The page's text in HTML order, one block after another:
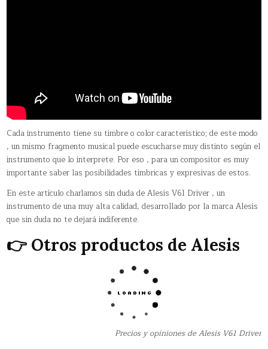
Cada instrumento tiene su timbre o color característico; de este modo
, un mismo fragmento musical puede escucharse muy distinto según el
instrumento que lo interprete. Por eso , para un compositor es muy
importante saber las posibilidades tímbricas y expresivas de estos.
En este artículo charlamos sin duda de Alesis V61 Driver , un
instrumento de una muy alta calidad, desarrollado por la marca Alesis
que sin duda no te dejará indiferente.
👉 Otros productos de Alesis
Precios y opiniones de Alesis V61 Driver